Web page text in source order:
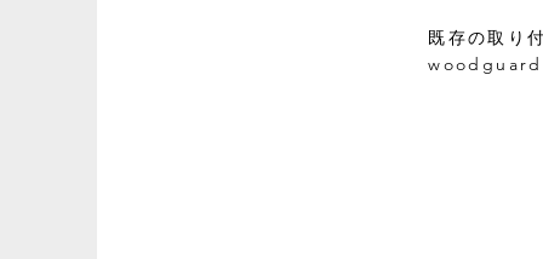
既存の取り
woodguard